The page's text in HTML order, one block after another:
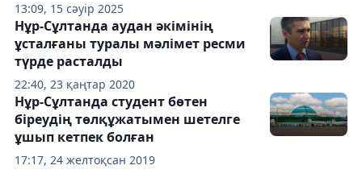
13:09, 15 сәуір 2025
22:40, 23 қаңтар 2020
Нұр-Сұлтанда аудан әкімінің
ұсталғаны туралы мәлімет ресми
түрде расталды
17:17, 24 желтоқсан 2019
Нұр-Сұлтанда студент бөтен
біреудің төлқұжатымен шетелге
ұшып кетпек болған